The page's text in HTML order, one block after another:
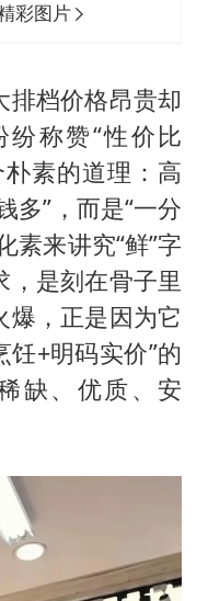
彩图片
排档价格昂贵却
称赞“性价比
素的道理：高
多”，而是“一分
素来讲究“鲜”字
，是刻在骨子里
爆，正是因为它
+明码实价”的
缺、优质、安